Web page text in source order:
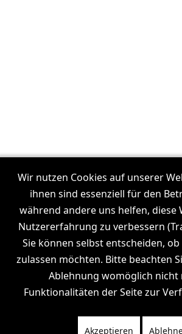
Unsere Filmproduktionen in:
Dresden Leipzig I München I
Hamburg
News Channel
Wir nutzen Cookies auf unserer
ihnen sind essenziell für den
während andere uns helfen, diese
Nutzererfahrung zu verbessern
Sie können selbst entscheiden, ob
zulassen möchten. Bitte beachten
Ablehnung womöglich nicht
Funktionalitäten der Seite zur
Akzeptieren